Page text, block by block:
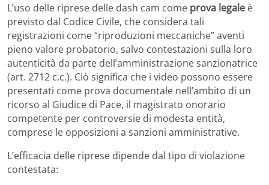
L’uso delle riprese delle dash cam come prova legale è
previsto dal Codice Civile, che considera tali
registrazioni come “riproduzioni meccaniche” aventi
pieno valore probatorio, salvo contestazioni sulla loro
autenticità da parte dell’amministrazione sanzionatrice
(art. 2712 c.c.). Ciò significa che i video possono essere
presentati come prova documentale nell’ambito di un
ricorso al Giudice di Pace, il magistrato onorario
competente per controversie di modesta entità,
comprese le opposizioni a sanzioni amministrative.
L’efficacia delle riprese dipende dal tipo di violazione
contestata: